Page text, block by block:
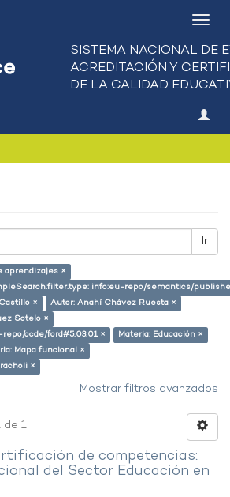
Ir
aprendizajes ×
info:eu-repo/semantics/
×
Autor: Anahí Chávez Ruesta ×
Sotelo ×
ocde/ford#5.03.01 ×
Materia: Educación ×
Mapa funcional ×
×
Mostrar filtros avanzados
de 1
de competencias:
del Sector Educación en